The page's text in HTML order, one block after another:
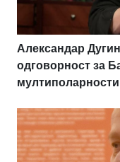
Александар
одговорност за
мултиполарности